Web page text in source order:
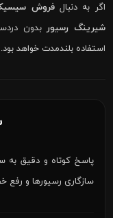
اگر به دنبالفروش
شیرینگ رسیوربدون
استفاده بلندمدت خواهد بود.
پاسخ کوتاه و دقیق به
سازگاری رسیورها و رفع